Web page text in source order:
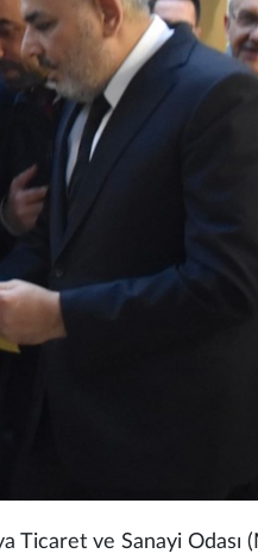
Ticaret ve Sanayi Odası